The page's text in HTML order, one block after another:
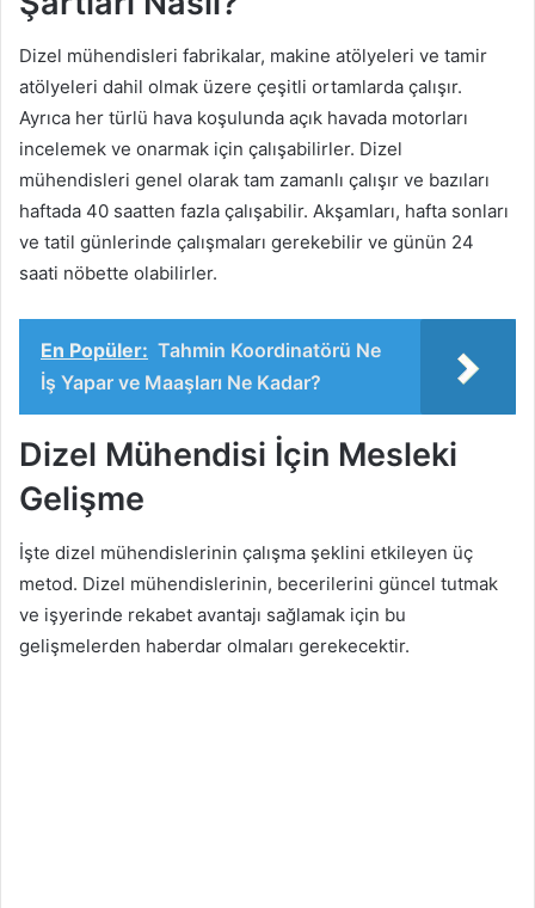
Dizel mühendisleri fabrikalar, makine atölyeleri ve tamir
atölyeleri dahil olmak üzere çeşitli ortamlarda çalışır.
Ayrıca her türlü hava koşulunda açık havada motorları
incelemek ve onarmak için çalışabilirler. Dizel
mühendisleri genel olarak tam zamanlı çalışır ve bazıları
haftada 40 saatten fazla çalışabilir. Akşamları, hafta sonları
ve tatil günlerinde çalışmaları gerekebilir ve günün 24
saati nöbette olabilirler.
En Popüler: Tahmin Koordinatörü Ne
İş Yapar ve Maaşları Ne Kadar?
Dizel Mühendisi İçin Mesleki
Gelişme
İşte dizel mühendislerinin çalışma şeklini etkileyen üç
metod. Dizel mühendislerinin, becerilerini güncel tutmak
ve işyerinde rekabet avantajı sağlamak için bu
gelişmelerden haberdar olmaları gerekecektir.